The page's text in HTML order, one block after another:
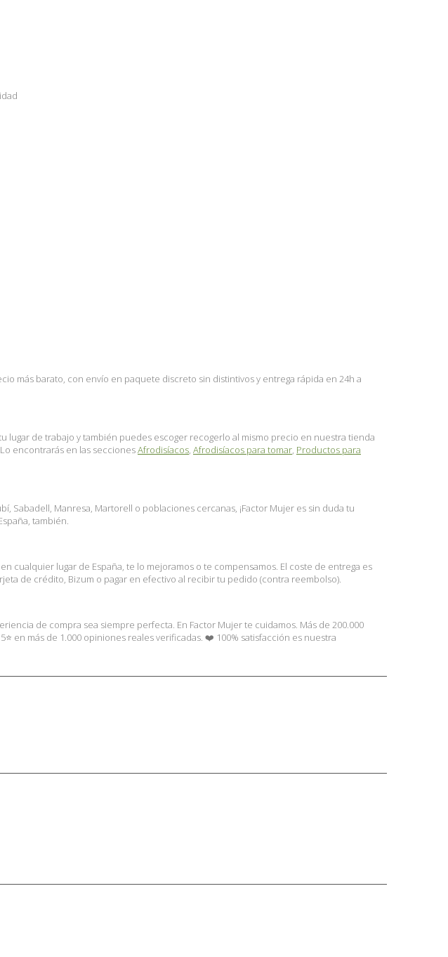
más barato, con envío en paquete discreto sin distintivos y entrega rápida en 24h a
de trabajo y también puedes escoger recogerlo al mismo precio en nuestra tienda
encontrarás en las seccionesAfrodisíacos, Afrodisíacos para tomar, Productos para
Sabadell, Manresa, Martorell o poblaciones cercanas, ¡Factor Mujer es sin duda tu
también.
cualquier lugar de España, te lo mejoramos o te compensamos. El coste de entrega es
de crédito, Bizum o pagar en efectivo al recibir tu pedido (contra reembolso).
de compra sea siempre perfecta. En Factor Mujer te cuidamos. Más de 200.000
en más de 1.000 opiniones reales verificadas. ❤️ 100% satisfacción es nuestra